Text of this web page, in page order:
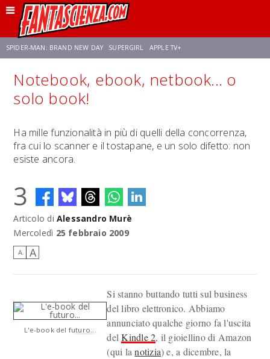
SPIDER-MAN: BRAND NEW DAY SUPERGIRL APPLE TV+
FRANCO RICCIARDIELLO ZENDAYA AVENGERS: DOOMSDAY STAR TREK
Notebook, ebook, netbook... o
solo book!
Ha mille funzionalità in più di quelli della concorrenza,
fra cui lo scanner e il tostapane, e un solo difetto: non
esiste ancora.
3
Articolo di Alessandro Murè
Mercoledì 25 febbraio 2009
A A
L'e-book del futuro...
Si stanno buttando tutti sul business
del libro elettronico. Abbiamo
annunciato qualche giorno fa l'uscita
delKindle 2, il gioiellino di Amazon
(qui lanotizia) e, a dicembre, la